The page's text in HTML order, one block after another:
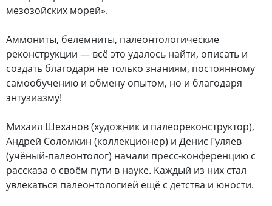
мезозойских морей».
Аммониты, белемниты, палеонтологические
реконструкции — всё это удалось найти, описать и
создать благодаря не только знаниям, постоянному
самообучению и обмену опытом, но и благодаря
энтузиазму!
Михаил Шеханов (художник и палеореконструктор),
Андрей Соломкин (коллекционер) и Денис Гуляев
(учёный-палеонтолог) начали пресс-конференцию с
рассказа о своём пути в науке. Каждый из них стал
увлекаться палеонтологией ещё с детства и юности.